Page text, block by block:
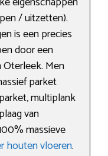
/ uitzetten).
is een precies
door een
Men
parket
multiplank
van
massieve
houten vloeren.